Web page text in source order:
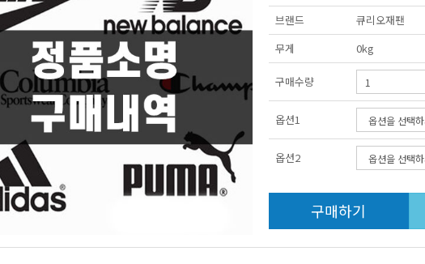
브랜드
큐리오재팬
무게
0kg
구매수량
옵션1
옵션2
구매하기